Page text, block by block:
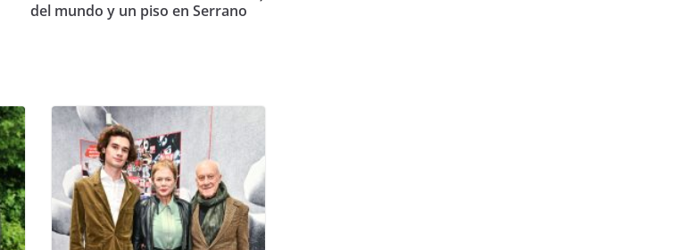
del mundo y un piso en Serrano